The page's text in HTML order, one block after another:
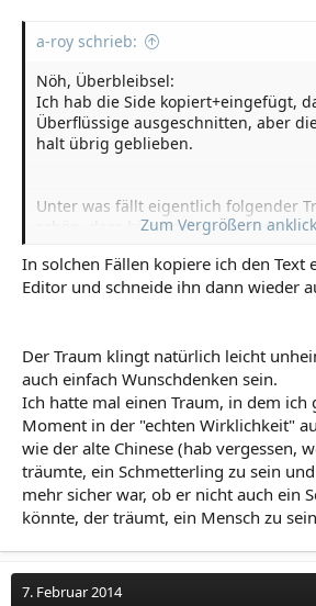
a-roy schrieb:
Nöh, Überbleibsel:
Ich hab die Side kopiert+eingefügt,
Überflüssige ausgeschnitten, aber
halt übrig geblieben.
Unter was fällt eigentlich folgender
schön, dass hier noch jemand den
Vater sitzt an seinem Platz. Ich sage:
"Du bist doch tot! Dann ist das ja nur
Ich schrecke wach.
Zum Vergrößern
In solchen Fällen kopiere ich den Text
Editor und schneide ihn dann wieder
Der Traum klingt natürlich leicht
auch einfach Wunschdenken sein.
Ich hatte mal einen Traum, in dem ich
Moment in der "echten Wirklichkeit"
wie der alte Chinese (hab vergessen,
träumte, ein Schmetterling zu sein
mehr sicher war, ob er nicht auch ein
könnte, der träumt, ein Mensch zu
7. Februar 2014